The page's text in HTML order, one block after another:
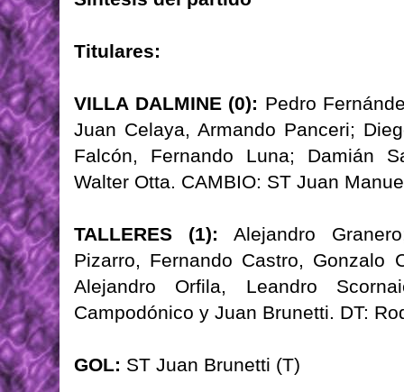
Titulares:
VILLA DALMINE (0): Pedro
Juan Celaya, Armando Panceri;
Falcón, Fernando Luna; Damián
Walter Otta. CAMBIO: ST Juan
TALLERES (1): Alejandro
Pizarro, Fernando Castro, Gonzalo
Alejandro Orfila, Leandro
Campodónico y Juan Brunetti. DT:
GOL: ST Juan Brunetti (T)